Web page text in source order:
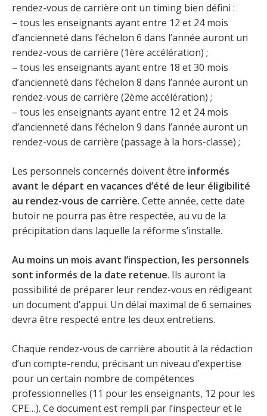
rendez-vous de carrière ont un timing bien défini :
– tous les enseignants ayant entre 12 et 24 mois
d’ancienneté dans l’échelon 6 dans l’année auront un
rendez-vous de carrière (1ère accélération) ;
– tous les enseignants ayant entre 18 et 30 mois
d’ancienneté dans l’échelon 8 dans l’année auront un
rendez-vous de carrière (2ème accélération) ;
– tous les enseignants ayant entre 12 et 24 mois
d’ancienneté dans l’échelon 9 dans l’année auront un
rendez-vous de carrière (passage à la hors-classe) ;
Les personnels concernés doivent être informés
avant le départ en vacances d’été de leur éligibilité
au rendez-vous de carrière. Cette année, cette date
butoir ne pourra pas être respectée, au vu de la
précipitation dans laquelle la réforme s’installe.
Au moins un mois avant l’inspection, les personnels
sont informés de la date retenue. Ils auront la
possibilité de préparer leur rendez-vous en rédigeant
un document d’appui. Un délai maximal de 6 semaines
devra être respecté entre les deux entretiens.
Chaque rendez-vous de carrière aboutit à la rédaction
d’un compte-rendu, précisant un niveau d’expertise
pour un certain nombre de compétences
professionnelles (11 pour les enseignants, 12 pour les
CPE…). Ce document est rempli par l’inspecteur et le